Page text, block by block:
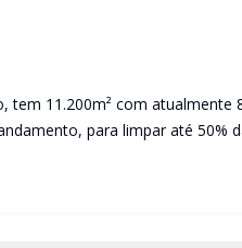
tem 11.200m² com atualmente
para limpar até 50%